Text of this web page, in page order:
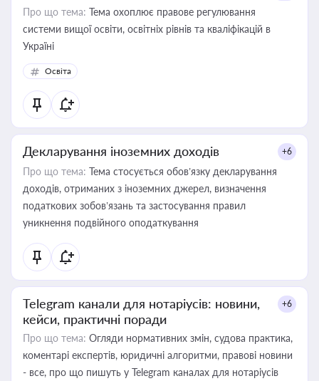
Про що тема: Тема охоплює правове регулювання
системи вищої освіти, освітніх рівнів та кваліфікацій в
Україні
Освіта
Декларування іноземних доходів +6
Про що тема: Тема стосується обов’язку декларування
доходів, отриманих з іноземних джерел, визначення
податкових зобов’язань та застосування правил
уникнення подвійного оподаткування
Telegram канали для нотаріусів: новини,
кейси, практичні поради
+6
Про що тема: Огляди нормативних змін, судова практика,
коментарі експертів, юридичні алгоритми, правові новини
- все, про що пишуть у Telegram каналах для нотаріусів